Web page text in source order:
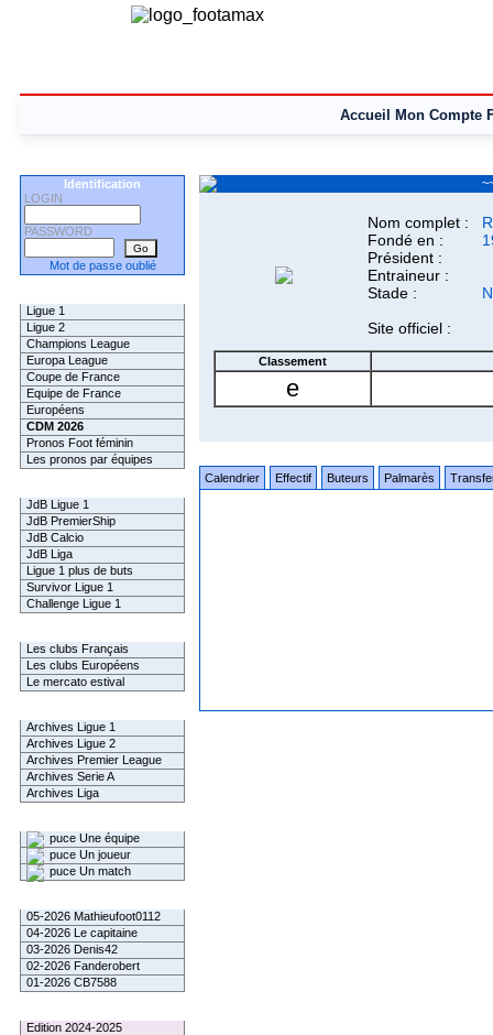
Accueil Mon Compte
Identification
LOGIN
PASSWORD
Mot de passe oublié
Ligue 1
Ligue 2
Champions League
Europa League
Coupe de France
Equipe de France
Européens
CDM 2026
Pronos Foot féminin
Les pronos par équipes
JdB Ligue 1
JdB PremierShip
JdB Calcio
JdB Liga
Ligue 1 plus de buts
Survivor Ligue 1
Challenge Ligue 1
Les clubs Français
Les clubs Européens
Le mercato estival
Archives Ligue 1
Archives Ligue 2
Archives Premier League
Archives Serie A
Archives Liga
Une équipe
Un joueur
Un match
05-2026 Mathieufoot0112
04-2026 Le capitaine
03-2026 Denis42
02-2026 Fanderobert
01-2026 CB7588
Edition 2024-2025
Nom complet :
Fondé en :
Président :
Entraineur :
Stade :
Site officiel :
Classement
e
Calendrier Effectif Buteurs Palmarès